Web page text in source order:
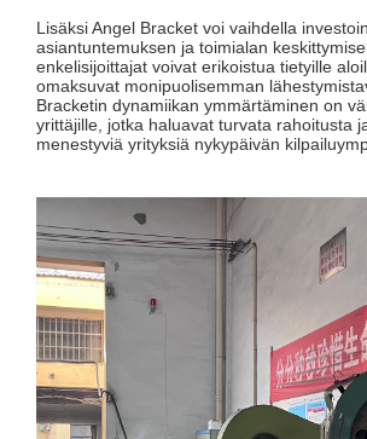
Lisäksi Angel Bracket voi vaihdella
asiantuntemuksen ja toimialan
enkelisijoittajat voivat erikoistua tietyille
omaksuvat monipuolisemman
Bracketin dynamiikan ymmärtäminen on
yrittäjille, jotka haluavat turvata rahoitusta
menestyviä yrityksiä nykypäivän